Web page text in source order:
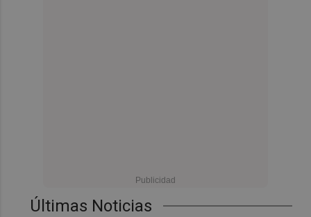
Últimas Noticias